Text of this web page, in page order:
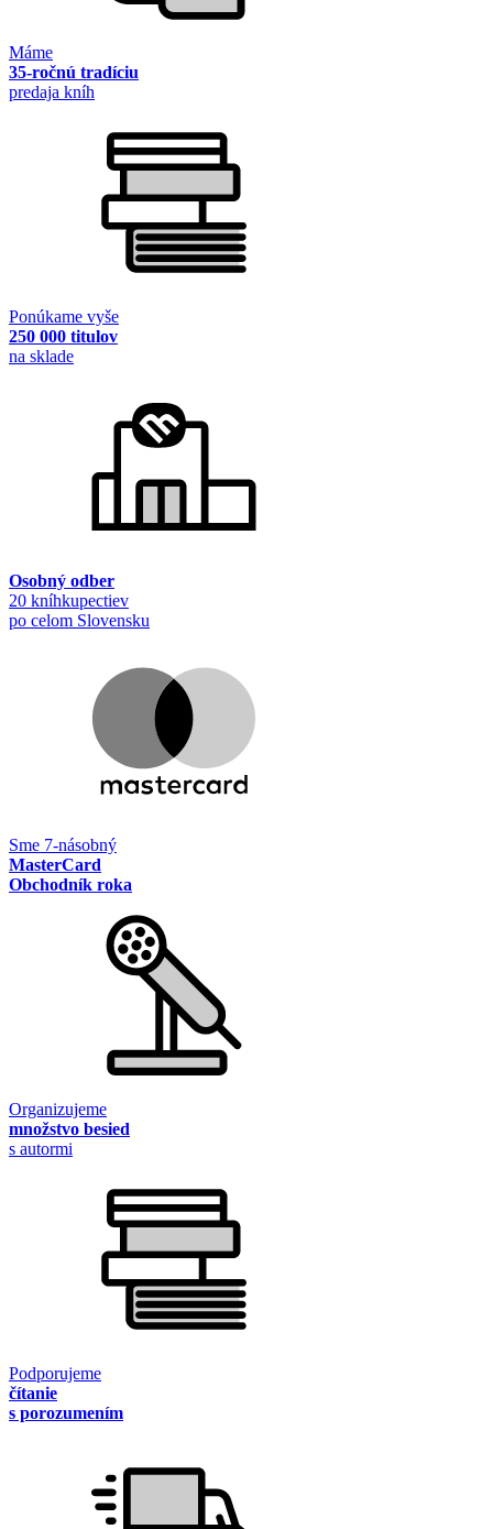
Máme
35-ročnú tradíciu
predaja kníh
Ponúkame vyše
250 000 titulov
na sklade
Osobný odber
20 kníhkupectiev
po celom Slovensku
Sme 7-násobný
MasterCard
Obchodník roka
Organizujeme
množstvo besied
s autormi
Podporujeme
čítanie
s porozumením